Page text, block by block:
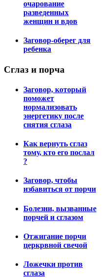
очарование
разведенных
женщин и вдов
Заговор-оберег для
ребенка
Сглаз и порча
Заговор, который
поможет
нормализовать
энергетику после
снятия сглаза
Как вернуть сглаз
тому, кто его послал
?
Заговор, чтобы
избавиться от порчи
Болезни, вызванные
порчей и сглазом
Отжигание порчи
церкрвной свечой
Ложечки против
сглаза